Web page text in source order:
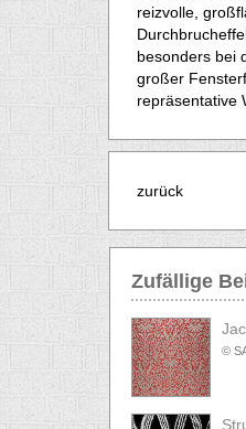
reizvolle,
besonders bei
großer
repräsentative
zurück
Zufällige
©